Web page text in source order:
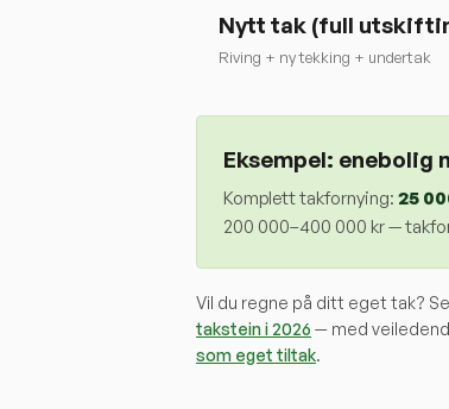
Nytt tak (full
Riving + ny tekking + undertak
Eksempel: enebolig
Komplett takfornying: 25
200 000–400 000 kr —
Vil du regne på ditt eget tak? Se
takstein i 2026 — med
som eget tiltak.